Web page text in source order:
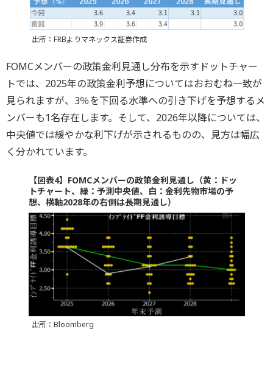
出所：FRBよりマネックス証券作成
FOMCメンバーの政策金利見通し分布を示すドットチャー
トでは、2025年の政策金利予想についてはおおむね一致が
見られますが、3％を下回る水準への引き下げを予想するメ
ンバーも1名存在します。そして、2026年以降については、
中央値では緩やかな利下げが示されるものの、見方は幅広
く分かれています。
【図表4】FOMCメンバーの政策金利見通し（黄：ドッ
トチャート、緑：予測中央値、白：金利先物市場の予
想、横軸2028年の右側は長期見通し）
出所：Bloomberg